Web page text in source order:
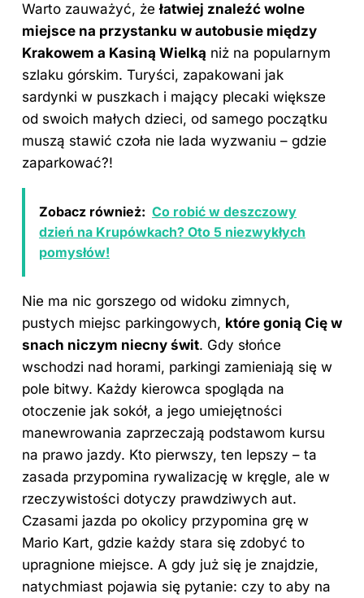
Warto zauważyć, żełatwiej znaleźć wolne
miejsce na przystanku w autobusie między
Krakowem a Kasiną Wielką niż na popularnym
szlaku górskim. Turyści, zapakowani jak
sardynki w puszkach i mający plecaki większe
od swoich małych dzieci, od samego początku
muszą stawić czoła nie lada wyzwaniu – gdzie
zaparkować?!
Zobacz również: Co robić w deszczowy
dzień na Krupówkach? Oto 5 niezwykłych
pomysłów!
Nie ma nic gorszego od widoku zimnych,
pustych miejsc parkingowych, które gonią Cię w
snach niczym niecny świt. Gdy słońce
wschodzi nad horami, parkingi zamieniają się w
pole bitwy. Każdy kierowca spogląda na
otoczenie jak sokół, a jego umiejętności
manewrowania zaprzeczają podstawom kursu
na prawo jazdy. Kto pierwszy, ten lepszy – ta
zasada przypomina rywalizację w kręgle, ale w
rzeczywistości dotyczy prawdziwych aut.
Czasami jazda po okolicy przypomina grę w
Mario Kart, gdzie każdy stara się zdobyć to
upragnione miejsce. A gdy już się je znajdzie,
natychmiast pojawia się pytanie: czy to aby na